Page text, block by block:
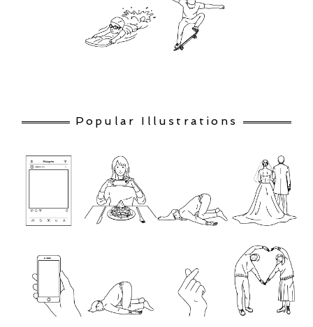
Popular Illustrations